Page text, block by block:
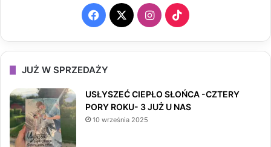
F
a
b
X
I
n
a
T
i
T
o
JUŻ W SPRZEDAŻY
USŁYSZEĆ CIEPŁO SŁOŃCA -CZTERY
PORY ROKU- 3 JUŻ U NAS
10 września 2025